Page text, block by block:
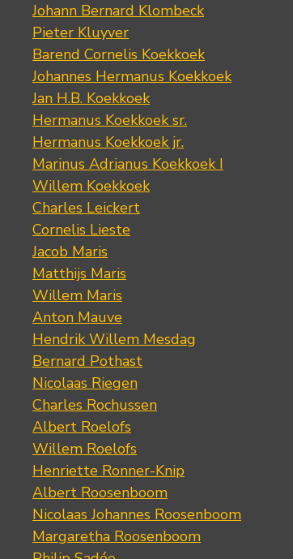
Johann Bernard Klombeck
Pieter Kluyver
Barend Cornelis Koekkoek
Johannes Hermanus Koekkoek
Jan H.B. Koekkoek
Hermanus Koekkoek sr.
Hermanus Koekkoek jr.
Marinus Adrianus Koekkoek I
Willem Koekkoek
Charles Leickert
Cornelis Lieste
Jacob Maris
Matthijs Maris
Willem Maris
Anton Mauve
Hendrik Willem Mesdag
Bernard Pothast
Nicolaas Riegen
Charles Rochussen
Albert Roelofs
Willem Roelofs
Henriette Ronner-Knip
Albert Roosenboom
Nicolaas Johannes Roosenboom
Margaretha Roosenboom